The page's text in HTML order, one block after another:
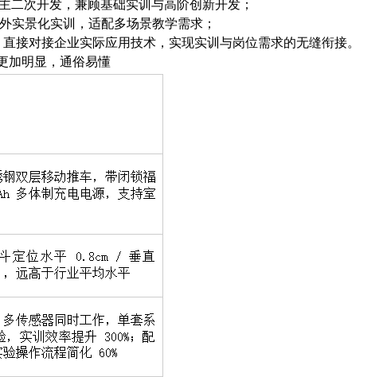
次开发，兼顾基础实训与高阶创新开发；
实景化实训，适配多场景教学需求；
接对接企业实际应用技术，实现实训与岗位需求的无缝衔接。
加明显，通俗易懂